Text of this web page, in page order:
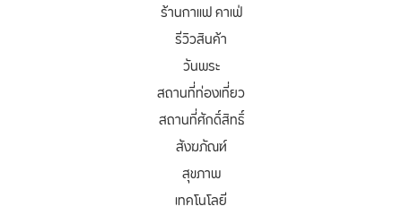
ร้านกาแฟ คาเฟ่
รีวิวสินค้า
วันพระ
สถานที่ท่องเที่ยว
สถานที่ศักดิ์สิทธิ์
สังฆภัณฑ์
สุขภาพ
เทคโนโลยี